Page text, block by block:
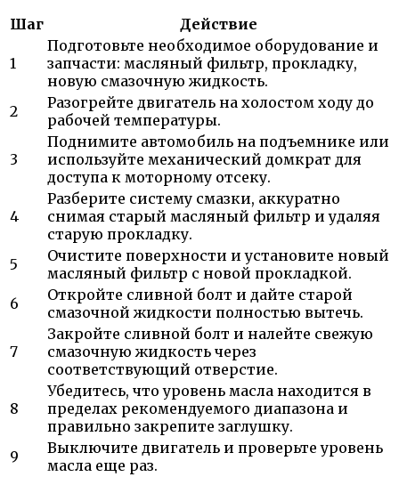
Шаг
Действие
1
Подготовьте необходимое оборудование и
запчасти: масляный фильтр, прокладку,
новую смазочную жидкость.
2
Разогрейте двигатель на холостом ходу до
рабочей температуры.
3
Поднимите автомобиль на подъемнике или
используйте механический домкрат для
доступа к моторному отсеку.
4
Разберите систему смазки, аккуратно
снимая старый масляный фильтр и удаляя
старую прокладку.
5
Очистите поверхности и установите новый
масляный фильтр с новой прокладкой.
6
Откройте сливной болт и дайте старой
смазочной жидкости полностью вытечь.
7
Закройте сливной болт и налейте свежую
смазочную жидкость через
соответствующий отверстие.
8
Убедитесь, что уровень масла находится в
пределах рекомендуемого диапазона и
правильно закрепите заглушку.
9
Выключите двигатель и проверьте уровень
масла еще раз.